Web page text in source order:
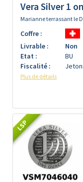
Vera Silver 1
Marianne terrassant le
Coffre :
Livrable :
Non
Etat :
BU
Fiscalité :
Plus de détails
LSP